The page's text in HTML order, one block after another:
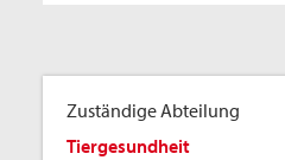
Zuständige Abteilung
Tiergesundheit